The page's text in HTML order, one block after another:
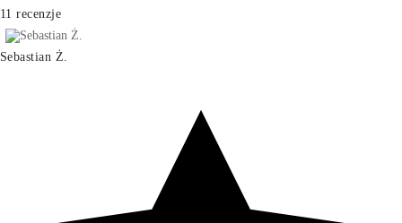
11 recenzje
Sebastian Ż.